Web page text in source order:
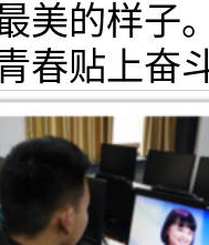
美的样子
春贴上奋